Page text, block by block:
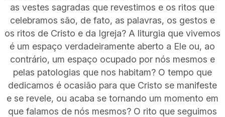
as vestes sagradas que revestimos e os ritos que
celebramos são, de fato, as palavras, os gestos e
os ritos de Cristo e da Igreja? A liturgia que vivemos
é um espaço verdadeiramente aberto a Ele ou, ao
contrário, um espaço ocupado por nós mesmos e
pelas patologias que nos habitam? O tempo que
dedicamos é ocasião para que Cristo se manifeste
e se revele, ou acaba se tornando um momento em
que falamos de nós mesmos? O rito que seguimos